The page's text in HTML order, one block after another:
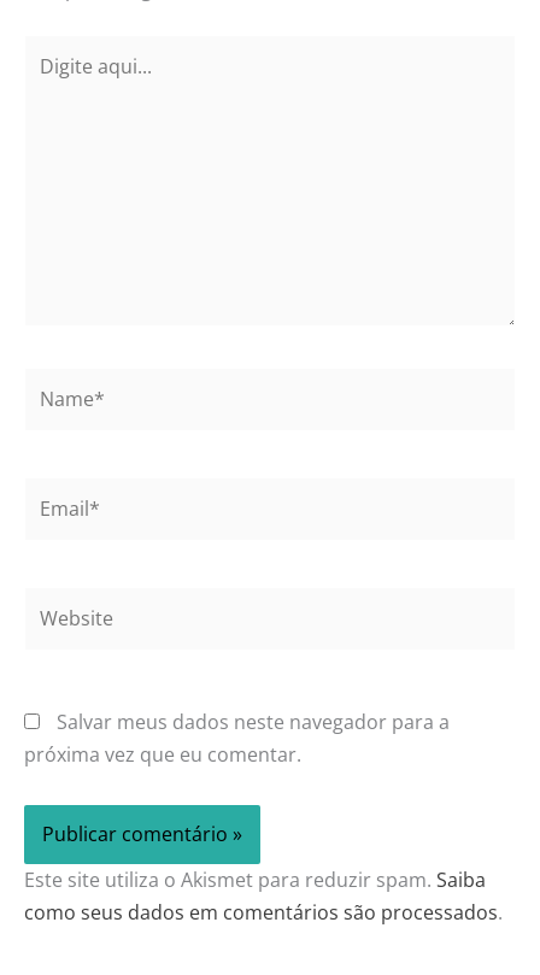
aqui...
Salvar meus dados neste navegador para a
próxima vez que eu comentar.
Este site utiliza o Akismet para reduzir spam. Saiba
como seus dados em comentários são processados.